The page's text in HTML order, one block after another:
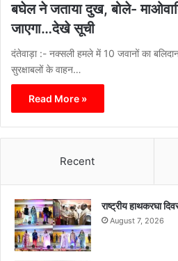
बघेल ने जताया दुख, बोले-
जाएगा…देखे सूची
दंतेवाड़ा :- नक्सली हमले में 10 जवानों का
सुरक्षाबलों के वाहन…
Read More »
Recent
राष्ट्रीय हाथकरघा
August 7, 2026